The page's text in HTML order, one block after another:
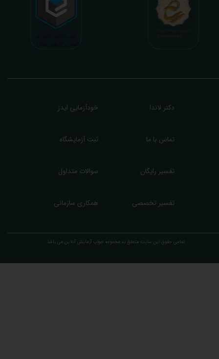
تمامی حقوق این سایت متعلق به مجموعه ​جواب آزمایش آنلاین می باشد.
پیشرفته (دیر و زود داره سوخت و سوز نداره...) برسیم. قابل ذکر است که جواب
آنلاین به نتایج هیچ یک از کاربران بصورت مستقیم دسترسی ندارد و موارد تفسیر نیز
با درخواست و ارسال خود کاربر انجام میگیرد و ما تابع اصول اخلاق پزشکی و حرفه ای
دکتر لاندا
تفسیر تخصصی
تفسیر رایگان
خودآزمایی ایدز
ثبت آزمایشگاه تماس با ما
سوالات متداول
همکاری سازمانی